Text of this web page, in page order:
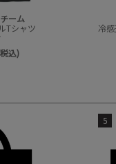
ーム
Tシャツ
込)
5